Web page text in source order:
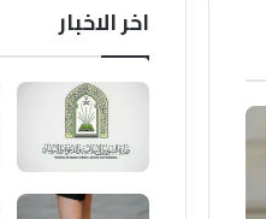
اخر الاخبار